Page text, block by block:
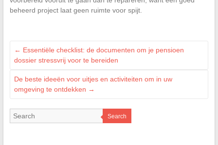
beheerd project laat geen ruimte voor spijt.
← Essentiële checklist: de documenten om je pensioen
dossier stressvrij voor te bereiden
De beste ideeën voor uitjes en activiteiten om in uw
omgeving te ontdekken →
Search